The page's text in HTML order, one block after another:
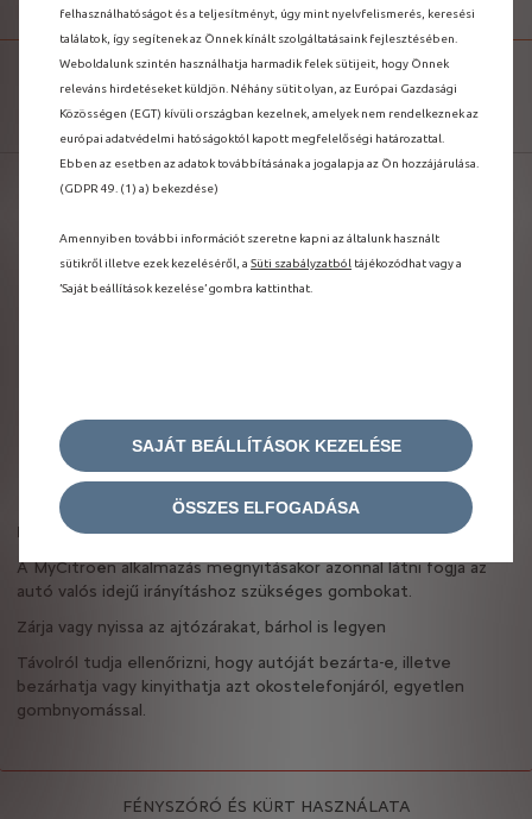
AJTÓZÁRAK NYITÁSA VAGY ZÁRÁSA
Irányítsa CITROËN-jét távolról
A MyCitroën alkalmazás megnyitásakor azonnal látni fogja az
autó valós idejű irányításhoz szükséges gombokat.
Zárja vagy nyissa az ajtózárakat, bárhol is legyen
Távolról tudja ellenőrizni, hogy autóját bezárta-e, illetve
bezárhatja vagy kinyithatja azt okostelefonjáról, egyetlen
gombnyomással.
FÉNYSZÓRÓ ÉS KÜRT HASZNÁLATA
felhasználhatóságot és a teljesítményt, úgy mint nyelvfelismerés, keresési
találatok, így segítenek az Önnek kínált szolgáltatásaink fejlesztésében.
Weboldalunk szintén használhatja harmadik felek sütijeit, hogy Önnek
releváns hirdetéseket küldjön. Néhány sütit olyan, az Európai Gazdasági
Közösségen (EGT) kívüli országban kezelnek, amelyek nem rendelkeznek az
európai adatvédelmi hatóságoktól kapott megfelelőségi határozattal.
Ebben az esetben az adatok továbbításának a jogalapja az Ön hozzájárulása.
(GDPR 49. (1) a) bekezdése)
Amennyiben további információt szeretne kapni az általunk használt
sütikről illetve ezek kezeléséről, a Süti szabályzatból tájékozódhat vagy a
’Saját beállítások kezelése’ gombra kattinthat.
SAJÁT BEÁLLÍTÁSOK KEZELÉSE
ÖSSZES ELFOGADÁSA